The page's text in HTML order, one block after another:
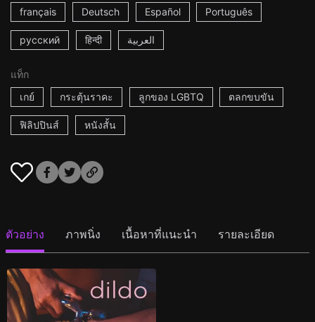
français Deutsch Español Português
русский हिन्दी العربية
แท็ก
เกย์
กระตุ้นราคะ ลูกของ LGBTQ ตลกขบขัน
ฟิลิปปินส์ หนังสั้น
ตัวอย่าง ภาพนิ่ง เนื้อหาที่แนะนำ รายละเอียด